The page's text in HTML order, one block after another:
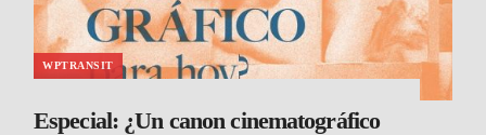
WPTRANSIT
Especial: ¿Un canon cinematográfico